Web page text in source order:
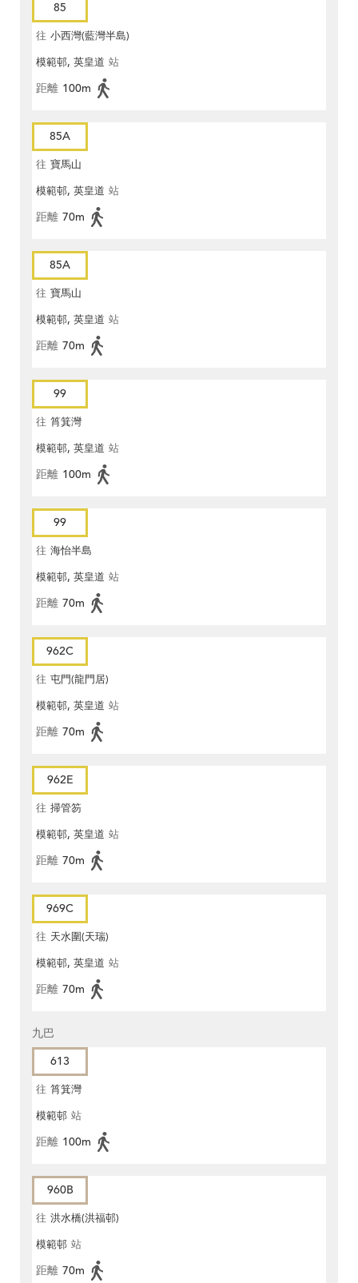
85
往 小西灣(藍灣半島)
模範邨, 英皇道 站
距離 100m
85A
往 寶馬山
模範邨, 英皇道 站
距離 70m
85A
往 寶馬山
模範邨, 英皇道 站
距離 70m
99
往 筲箕灣
模範邨, 英皇道 站
距離 100m
99
往 海怡半島
模範邨, 英皇道 站
距離 70m
962C
往 屯門(龍門居)
模範邨, 英皇道 站
距離 70m
962E
往 掃管笏
模範邨, 英皇道 站
距離 70m
969C
往 天水圍(天瑞)
模範邨, 英皇道 站
距離 70m
九巴
613
往 筲箕灣
模範邨 站
距離 100m
960B
往 洪水橋(洪福邨)
模範邨 站
距離 70m